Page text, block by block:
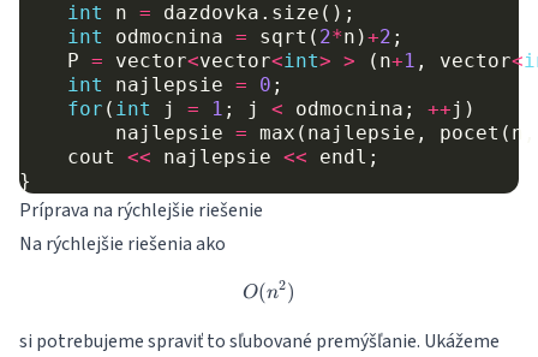
int
n = dazdovka . size ();
int
odmocnina = sqrt ( 2*n )+2 ;
P = vector<vector<int> > ( n+1 , vector<
int
najlepsie = 0 ;
for ( int j = 1 ; j < odmocnina ; ++j )
najlepsie = max ( najlepsie , pocet ( n
cout
<< najlepsie << endl ;
}
Príprava na rýchlejšie riešenie
Na rýchlejšie riešenia ako
O(n^2)
O(n2)
si potrebujeme spraviť to sľubované premýšľanie. Ukážeme